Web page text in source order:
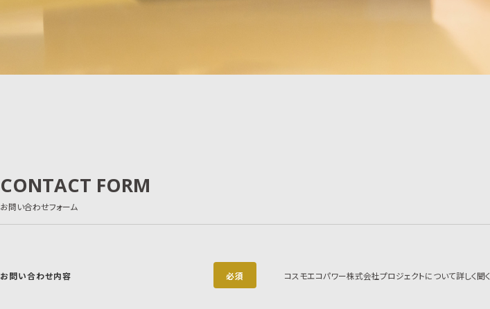
CONTACT FORM
お問い合わせフォーム
お問い合わせ内容 必須 コスモエコパワー株式会社プロジェクトについて詳しく聞く